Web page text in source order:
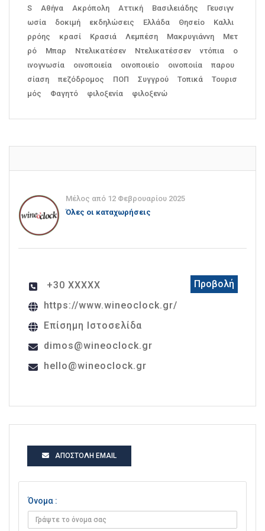
S
Αθήνα Ακρόπολη Αττική Βασιλειάδης
Γευσιγν
ωσία
δοκιμή εκδηλώσεις Ελλάδα Θησείο
Καλλι
ρρόης
κρασί Κρασιά Λεμπέση Μακρυγιάννη
Μετ
ρό
Μπαρ Ντελικατέσεν Ντελικατέσσεν ντόπια
ο
ινογνωσία
οινοποιεία οινοποιείο οινοποιία
παρου
σίαση
πεζόδρομος ΠΟΠ Συγγρού Τοπικά
Τουρισ
μός
Φαγητό φιλοξενία φιλοξενώ
Μέλος από 12 Φεβρουαρίου 2025
Όλες οι καταχωρήσεις
+30 XXXXX
Προβολή
https://www.wineoclock.gr/
Επίσημη Ιστοσελίδα
dimos@wineoclock.gr
hello@wineoclock.gr
ΑΠΟΣΤΟΛΉ EMAIL
Όνομα :